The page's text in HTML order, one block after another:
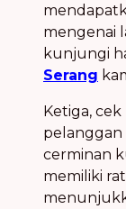
mengenai
kunjungi
Serang
Ketiga,
pelanggan
cerminan
memiliki